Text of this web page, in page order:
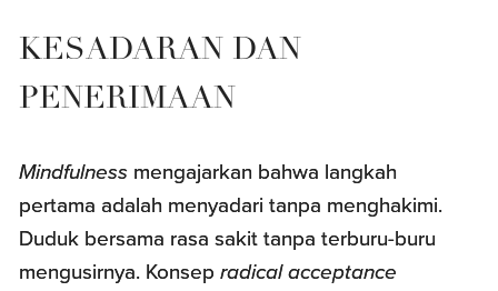
KESADARAN DAN
PENERIMAAN
Mindfulness mengajarkan bahwa langkah
pertama adalah menyadari tanpa menghakimi.
Duduk bersama rasa sakit tanpa terburu-buru
mengusirnya. Konsepradical acceptance